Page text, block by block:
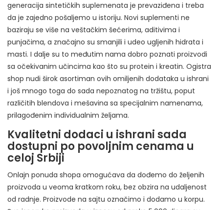
generacija sintetičkih suplemenata je prevaziđena i treba
da je zajedno pošaljemo u istoriju. Novi suplementi ne
baziraju se više na veštačkim šećerima, aditivima i
punjačima, a značajno su smanjili i udeo ugljenih hidrata i
masti. I dalje su to međutim nama dobro poznati proizvodi
sa očekivanim učincima kao što su protein i kreatin. Ogistra
shop nudi širok asortiman ovih omiljenih dodataka u ishrani
i još mnogo toga do sada nepoznatog na tržištu, poput
različitih blendova i mešavina sa specijalnim namenama,
prilagođenim individualnim željama.
Kvalitetni dodaci u ishrani sada
dostupni po povoljnim cenama u
celoj Srbiji
Onlajn ponuda shopa omogućava da dođemo do željenih
proizvoda u veoma kratkom roku, bez obzira na udaljenost
od radnje. Proizvode na sajtu označimo i dodamo u korpu.